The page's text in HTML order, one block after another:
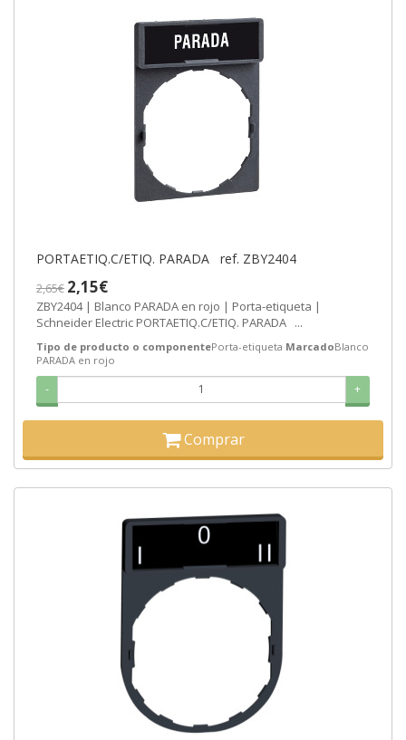
PORTAETIQ.C/ETIQ. PARADA ref. ZBY2404
2,65€ 2,15€
ZBY2404 | Blanco PARADA en rojo | Porta-etiqueta |
Schneider Electric PORTAETIQ.C/ETIQ. PARADA ...
Tipo de producto o componentePorta-etiqueta MarcadoBlanco
PARADA en rojo
- +
Comprar